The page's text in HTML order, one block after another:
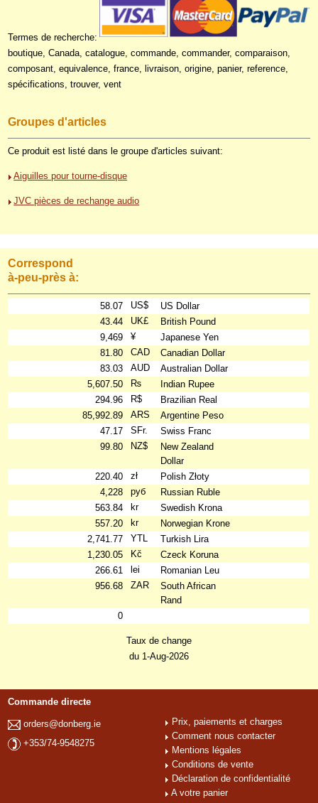
Termes de recherche:
boutique, Canada, catalogue, commande, commander, comparaison,
composant, equivalence, france, livraison, origine, panier, reference,
spécifications, trouver, vent
Groupes d'articles
Ce produit est listé dans le groupe d'articles suivant:
Aiguilles pour tourne-disque
JVC pièces de rechange audio
Correspond
à-peu-près à:
58.07 US$
US Dollar
43.44
UK£
British Pound
9,469
¥
Japanese Yen
81.80
CAD
Canadian Dollar
83.03
AUD
Australian Dollar
5,607.50
₨
Indian Rupee
294.96
R$
Brazilian Real
85,992.89
ARS
Argentine Peso
47.17
SFr.
Swiss Franc
99.80
NZ$
New Zealand
Dollar
220.40
zł
Polish Złoty
4,228
руб
Russian Ruble
563.84
kr
Swedish Krona
557.20
kr
Norwegian Krone
2,741.77
YTL
Turkish Lira
1,230.05
Kč
Czeck Koruna
266.61
lei
Romanian Leu
956.68
ZAR
South African
Rand
0
Taux de change
du 1-Aug-2026
Commande directe
orders@donberg.ie
+353/74-9548275
Prix, paiements et charges
Comment nous contacter
Mentions légales
Conditions de vente
Déclaration de confidentialité
A votre panier